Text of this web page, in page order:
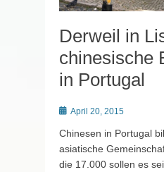
Derweil in
chinesische
in Portugal
Posted
April 20, 2015
Chinesen in Portugal
asiatische
die 17.000 sollen es